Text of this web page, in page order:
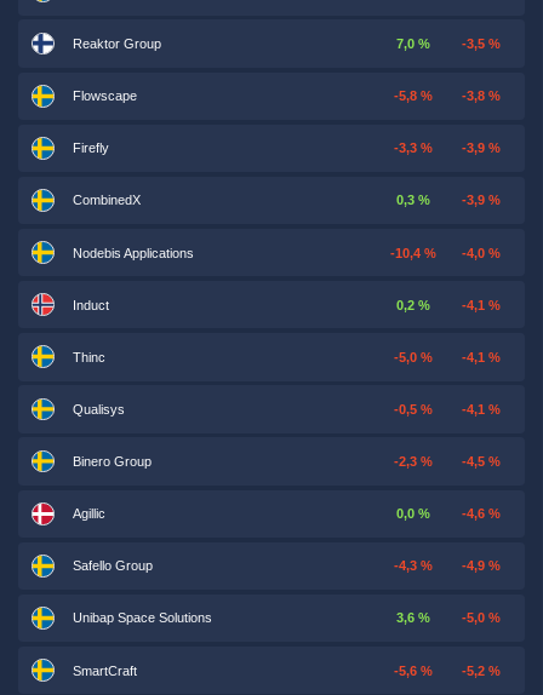
Reaktor Group 7,0 % -3,5 %
Flowscape -5,8 % -3,8 %
Firefly -3,3 % -3,9 %
CombinedX 0,3 % -3,9 %
Nodebis Applications -10,4 % -4,0 %
Induct 0,2 % -4,1 %
Thinc -5,0 % -4,1 %
Qualisys -0,5 % -4,1 %
Binero Group -2,3 % -4,5 %
Agillic 0,0 % -4,6 %
Safello Group -4,3 % -4,9 %
Unibap Space Solutions 3,6 % -5,0 %
SmartCraft -5,6 % -5,2 %